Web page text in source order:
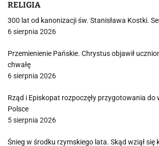
RELIGIA
300 lat od kanonizacji św. Stanisława Kostki.
6 sierpnia 2026
Przemienienie Pańskie. Chrystus objawił
chwałę
6 sierpnia 2026
Rząd i Episkopat rozpoczęły przygotowania do
Polsce
5 sierpnia 2026
Śnieg w środku rzymskiego lata. Skąd wziął się